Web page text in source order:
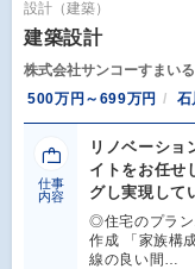
設計（建築）
建築設計
株式会社サンコーすまいる
500万円～699万円
石
仕事
内容
リノベーショ
イトをお任せ
グし実現して
◎住宅のプラ
作成 「家族構
線の良い間…